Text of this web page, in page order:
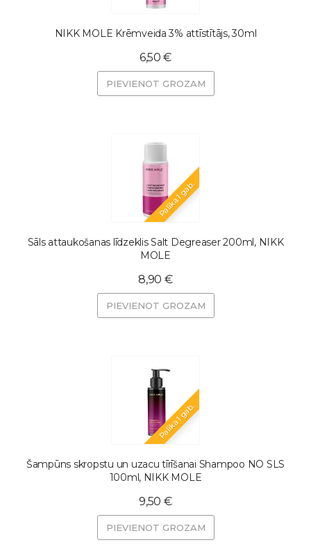
NIKK MOLE Krēmveida 3% attīstītājs, 30ml
6,50 €
PIEVIENOT GROZAM
Palika 1 gab.
Sāls attaukošanas līdzeklis Salt Degreaser 200ml, NIKK
MOLE
8,90 €
PIEVIENOT GROZAM
Palika 1 gab.
Šampūns skropstu un uzacu tīrīšanai Shampoo NO SLS
100ml, NIKK MOLE
9,50 €
PIEVIENOT GROZAM